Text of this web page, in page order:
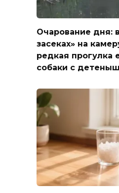
Очарование дня:
засеках» на
редкая прогулка
собаки с